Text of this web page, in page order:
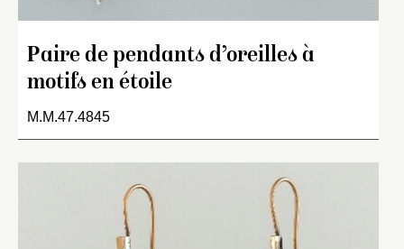
Paire de pendants d’oreilles à
motifs en étoile
M.M.47.4845